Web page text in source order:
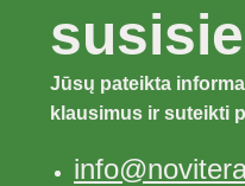
Jūsų pateikta
klausimus ir suteikti